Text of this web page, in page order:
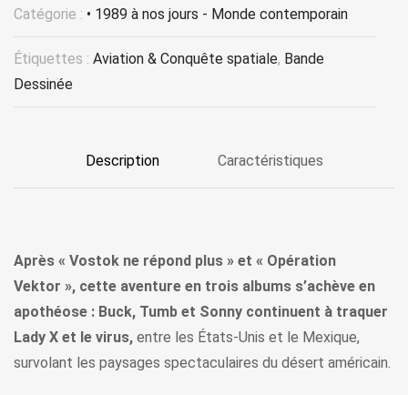
Catégorie : • 1989 à nos jours - Monde contemporain
Étiquettes : Aviation & Conquête spatiale, Bande
Dessinée
Description Caractéristiques
Après « Vostok ne répond plus » et « Opération
Vektor », cette aventure en trois albums s’achève en
apothéose : Buck, Tumb et Sonny continuent à traquer
Lady X et le virus, entre les États-Unis et le Mexique,
survolant les paysages spectaculaires du désert américain.